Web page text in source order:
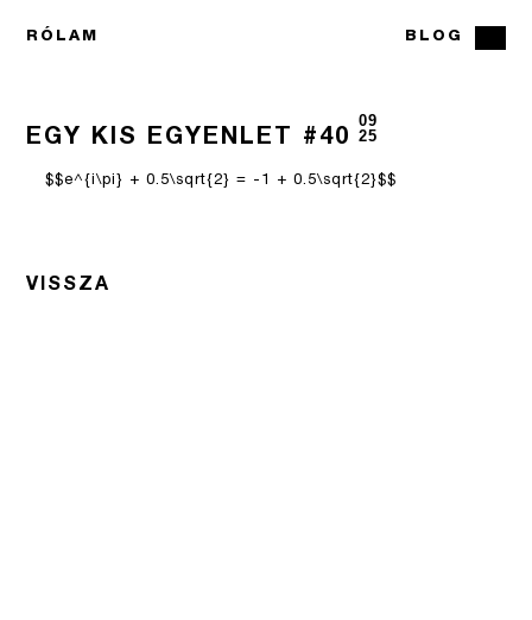
RÓLAM BLOG
EGY KIS EGYENLET #40
09
25
$$e^{i\pi} + 0.5\sqrt{2} = -1 + 0.5\sqrt{2}$$
VISSZA